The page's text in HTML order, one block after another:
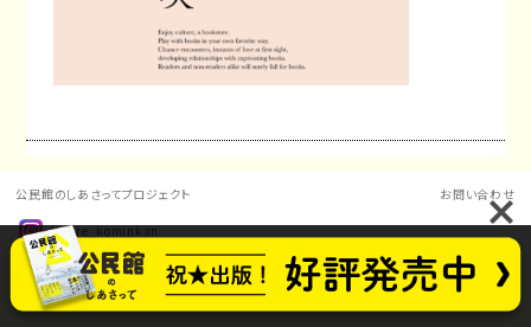
公民館のしあさってプロジェクト お問い合わせ
future_kominkan